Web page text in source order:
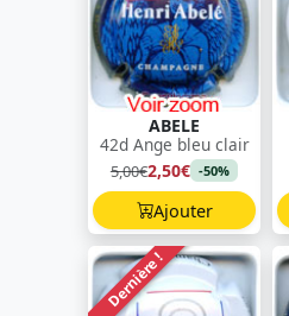
ABELE
42d Ange bleu clair
5,00€2,50€ -50%
Ajouter
Dernière !